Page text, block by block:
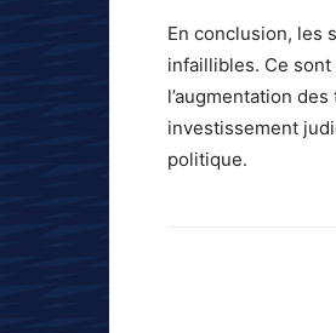
En conclusion, les
infaillibles. Ce sont
l’augmentation
investissement
politique.